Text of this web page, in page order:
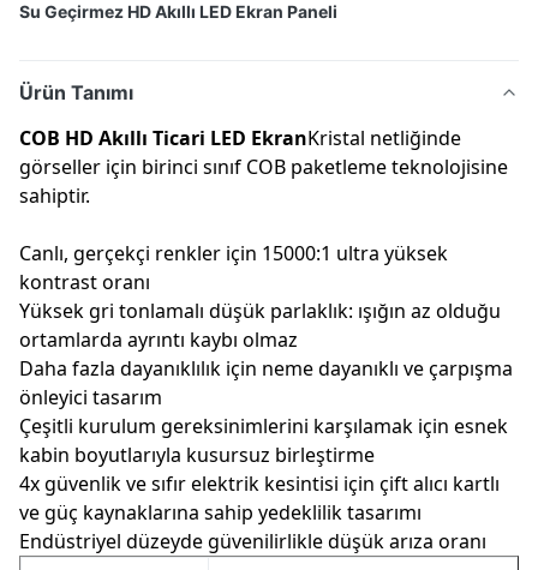
Su Geçirmez HD Akıllı LED Ekran Paneli
Ürün Tanımı
COB HD Akıllı Ticari LED EkranKristal netliğinde
görseller için birinci sınıf COB paketleme teknolojisine
sahiptir.
Canlı, gerçekçi renkler için 15000:1 ultra yüksek
kontrast oranı
Yüksek gri tonlamalı düşük parlaklık: ışığın az olduğu
ortamlarda ayrıntı kaybı olmaz
Daha fazla dayanıklılık için neme dayanıklı ve çarpışma
önleyici tasarım
Çeşitli kurulum gereksinimlerini karşılamak için esnek
kabin boyutlarıyla kusursuz birleştirme
4x güvenlik ve sıfır elektrik kesintisi için çift alıcı kartlı
ve güç kaynaklarına sahip yedeklilik tasarımı
Endüstriyel düzeyde güvenilirlikle düşük arıza oranı